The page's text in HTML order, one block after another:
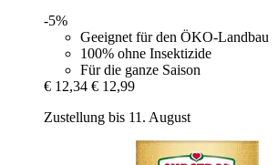
-5%
Geeignet für den ÖKO-Landbau
100% ohne Insektizide
Für die ganze Saison
€ 12,34 € 12,99
Zustellung bis 11. August